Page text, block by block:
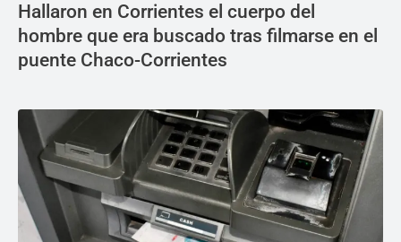
Hallaron en Corrientes el cuerpo del
hombre que era buscado tras filmarse en el
puente Chaco-Corrientes